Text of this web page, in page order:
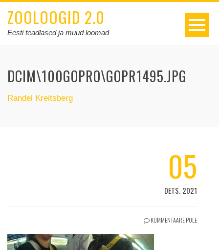
ZOOLOOGID 2.0
Eesti teadlased ja muud loomad
DCIM\100GOPRO\GOPR1495.JPG
Randel Kreitsberg
05
DETS. 2021
KOMMENTAARE POLE